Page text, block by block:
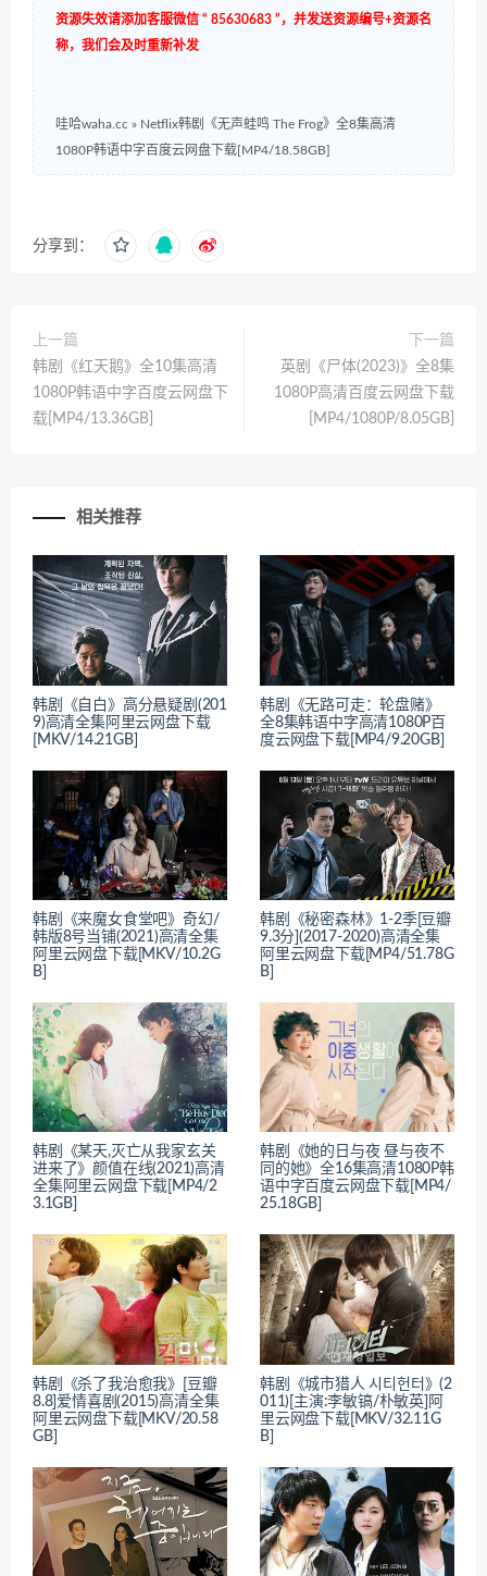
资源失效请添加客服微信 “ 85630683 ”，并发送资源编号+资源名
称，我们会及时重新补发
哇哈waha.cc » Netflix韩剧《无声蛙鸣 The Frog》全8集高清
1080P韩语中字百度云网盘下载[MP4/18.58GB]
分享到：
上一篇
韩剧《红天鹅》全10集高清
1080P韩语中字百度云网盘下
载[MP4/13.36GB]
下一篇
英剧《尸体(2023)》全8集
1080P高清百度云网盘下载
[MP4/1080P/8.05GB]
相关推荐
韩剧《自白》高分悬疑剧(201
9)高清全集阿里云网盘下载
[MKV/14.21GB]
韩剧《无路可走：轮盘赌》
全8集韩语中字高清1080P百
度云网盘下载[MP4/9.20GB]
韩剧《来魔女食堂吧》奇幻/
韩版8号当铺(2021)高清全集
阿里云网盘下载[MKV/10.2G
B]
韩剧《秘密森林》1-2季[豆瓣
9.3分](2017-2020)高清全集
阿里云网盘下载[MP4/51.78G
B]
韩剧《某天,灭亡从我家玄关
进来了》颜值在线(2021)高清
全集阿里云网盘下载[MP4/2
3.1GB]
韩剧《她的日与夜 昼与夜不
同的她》全16集高清1080P韩
语中字百度云网盘下载[MP4/
25.18GB]
韩剧《杀了我治愈我》[豆瓣
8.8]爱情喜剧(2015)高清全集
阿里云网盘下载[MKV/20.58
GB]
韩剧《城市猎人 시티헌터》(2
011)[主演:李敏镐/朴敏英]阿
里云网盘下载[MKV/32.11G
B]